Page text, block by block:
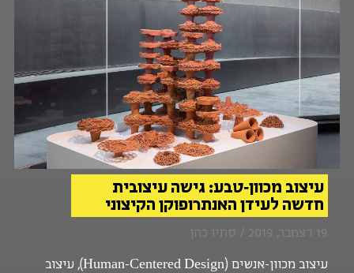
עיצוב מכוון-טבע: גישה עיצובית
חדשה לעידן האנתרופוקן הקיצוני
19 דצמבר, 2019 / סתיו כהן
עיצוב מכוון-אנשים (Human-Centered Design), עיצוב